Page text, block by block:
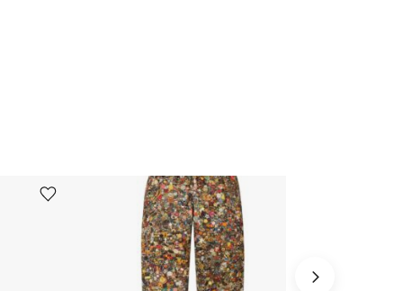
Ürünü istek listesine ekle veya listeden çıkar